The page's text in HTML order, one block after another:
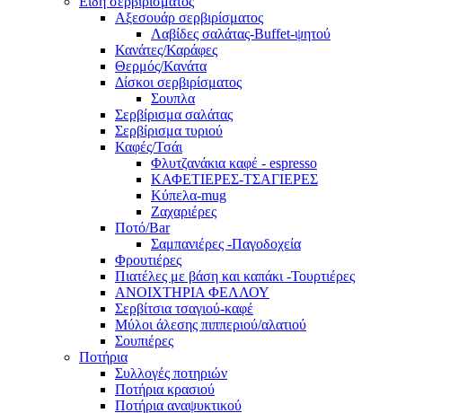
Αξεσουάρ σερβιρίσματος
Λαβίδες σαλάτας-Buffet-ψητού
Κανάτες/Καράφες
Θερμός/Κανάτα
Δίσκοι σερβιρίσματος
Σουπλα
Σερβίρισμα σαλάτας
Σερβίρισμα τυριού
Καφές/Τσάι
Φλυτζανάκια καφέ - espresso
ΚΑΦΕΤΙΕΡΕΣ-ΤΣΑΓΙΕΡΕΣ
Κύπελα-mug
Ζαχαριέρες
Ποτό/Bar
Σαμπανιέρες -Παγοδοχεία
Φρουτιέρες
Πιατέλες με βάση και καπάκι -Τουρτιέρες
ΑΝΟΙΧΤΗΡΙΑ ΦΕΛΛΟΥ
Σερβίτσια τσαγιού-καφέ
Μύλοι άλεσης πιππεριού/αλατιού
Σουπιέρες
Ποτήρια
Συλλογές ποτηριών
Ποτήρια κρασιού
Ποτήρια αναψυκτικού